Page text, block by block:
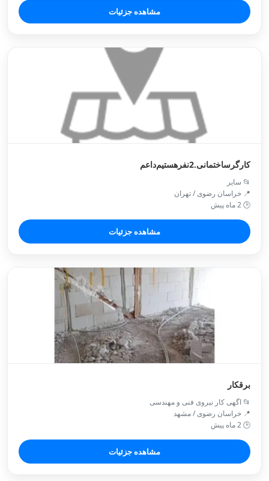
مشاهده جزئیات
کارگرساختمانی‌.2نفرهستیم‌داعم‌‌
📂 سایر
📍 خراسان رضوی / تهران
🕒 2 ماه پیش
مشاهده جزئیات
برقکار
📂 اگهی کار نیروی فنی و مهندسی
📍 خراسان رضوی / مشهد
🕒 2 ماه پیش
مشاهده جزئیات